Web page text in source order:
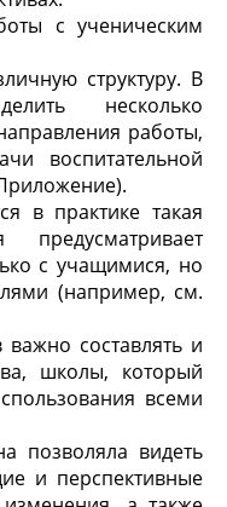
с ученическим
структуру. В
несколько
работы,
воспитательной
в практике такая
с учащимися, но
(например, см.
составлять и
школы, который
всеми
позволяла видеть
и перспективные